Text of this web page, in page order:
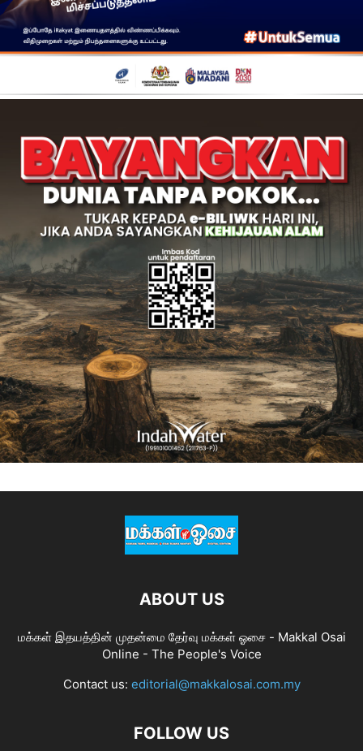
ABOUT US
மக்கள் இதயத்தின் முதன்மை தேர்வு மக்கள் ஓசை - Makkal Osai
Online - The People's Voice
Contact us: editorial@makkalosai.com.my
FOLLOW US